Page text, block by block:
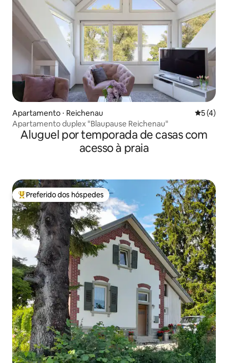
Apartamento ⋅ Reichenau 5 de
5 (4)
Apartamento duplex "Blaupause Reichenau"
Aluguel por temporada de casas com
acesso à praia
Entre os melhores preferidos dos hóspedes
Preferido dos hóspedes